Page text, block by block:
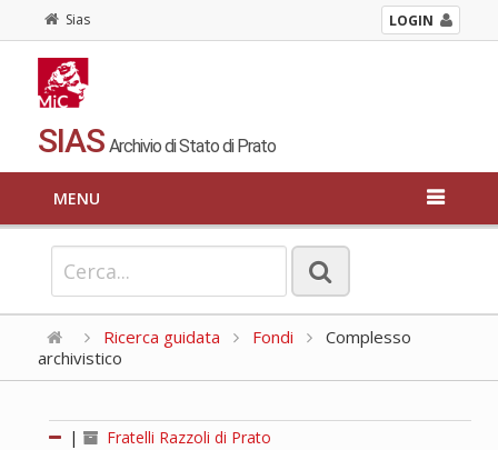
Sias LOGIN
SIAS Archivio di Stato di Prato
MENU
Ricerca guidata Fondi
Complesso
archivistico
| Fratelli Razzoli di Prato